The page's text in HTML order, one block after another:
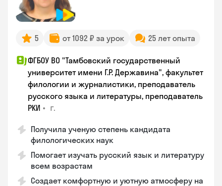
5 от 1092 ₽ за урок 25 лет опыта
ФГБОУ ВО "Тамбовский государственный
университет имени Г.Р. Державина", факультет
филологии и журналистики, преподаватель
русского языка и литературы, преподаватель
РКИ • г.
Получила ученую степень кандидата
филологических наук
Помогает изучать русский язык и литературу
всем возрастам
Создает комфортную и уютную атмосферу на